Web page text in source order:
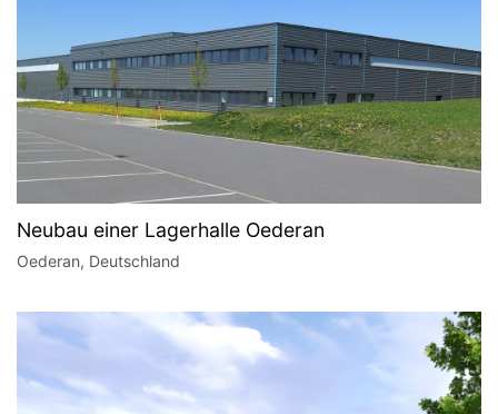
Neubau einer Lagerhalle Oederan
Oederan, Deutschland